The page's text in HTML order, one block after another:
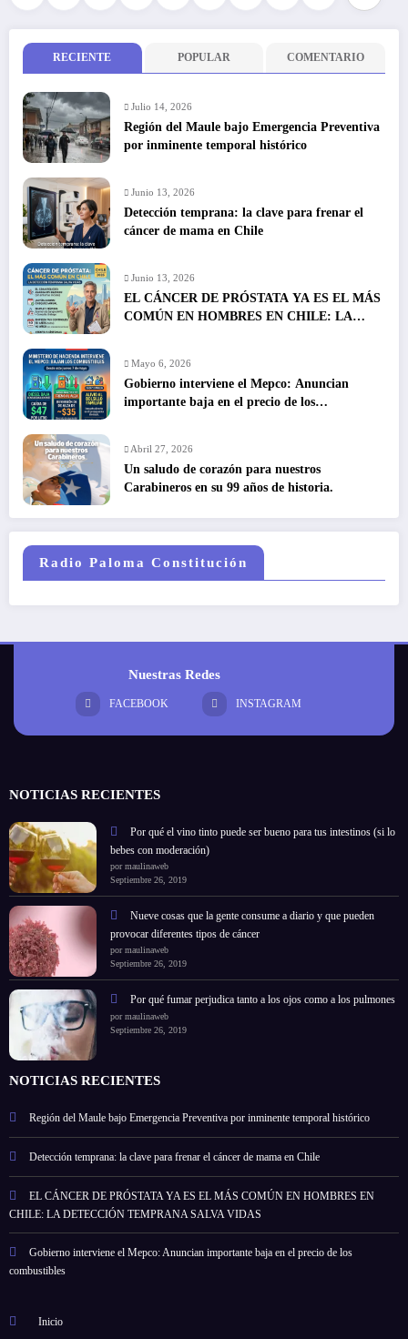
RECIENTE POPULAR COMENTARIO
Julio 14, 2026
Región del Maule bajo Emergencia Preventiva
por inminente temporal histórico
Junio 13, 2026
Detección temprana: la clave para frenar el
cáncer de mama en Chile
Junio 13, 2026
EL CÁNCER DE PRÓSTATA YA ES EL MÁS
COMÚN EN HOMBRES EN CHILE: LA
Mayo 6, 2026
Gobierno interviene el Mepco: Anuncian
importante baja en el precio de los
Abril 27, 2026
Un saludo de corazón para nuestros
Carabineros en su 99 años de historia.
Radio Paloma Constitución
Nuestras Redes
FACEBOOK INSTAGRAM
NOTICIAS RECIENTES
Por qué el vino tinto puede ser bueno para tus intestinos (si lo
bebes con moderación)
por maulinaweb
Septiembre 26, 2019
Nueve cosas que la gente consume a diario y que pueden
provocar diferentes tipos de cáncer
por maulinaweb
Septiembre 26, 2019
Por qué fumar perjudica tanto a los ojos como a los pulmones
por maulinaweb
Septiembre 26, 2019
NOTICIAS RECIENTES
Región del Maule bajo Emergencia Preventiva por inminente temporal histórico
Detección temprana: la clave para frenar el cáncer de mama en Chile
EL CÁNCER DE PRÓSTATA YA ES EL MÁS COMÚN EN HOMBRES EN
CHILE: LA DETECCIÓN TEMPRANA SALVA VIDAS
Gobierno interviene el Mepco: Anuncian importante baja en el precio de los
combustibles
Inicio